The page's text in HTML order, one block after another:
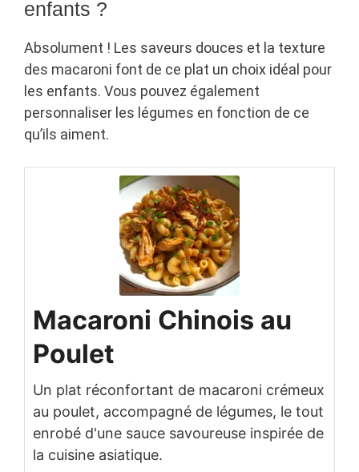
enfants ?
Absolument ! Les saveurs douces et la texture
des macaroni font de ce plat un choix idéal pour
les enfants. Vous pouvez également
personnaliser les légumes en fonction de ce
qu’ils aiment.
Macaroni Chinois au
Poulet
Un plat réconfortant de macaroni crémeux
au poulet, accompagné de légumes, le tout
enrobé d'une sauce savoureuse inspirée de
la cuisine asiatique.